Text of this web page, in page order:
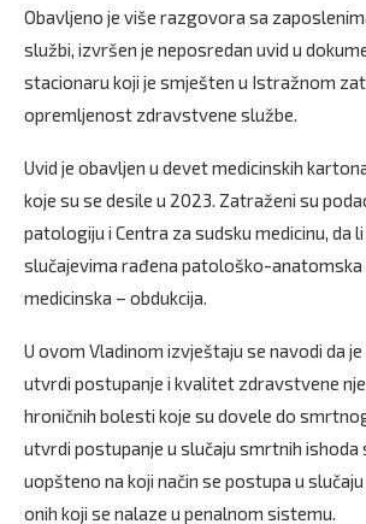
Obavljeno je više razgovora sa
službi, izvršen je neposredan uvid u
stacionaru koji je smješten u Istražnom
opremljenost zdravstvene službe.
Uvid je obavljen u devet medicinskih
koje su se desile u 2023. Zatraženi su
patologiju i Centra za sudsku medicinu, da
slučajevima rađena patološko-anatomska
medicinska – obdukcija.
U ovom Vladinom izvještaju se navodi da je
utvrdi postupanje i kvalitet zdravstvene
hroničnih bolesti koje su dovele do
utvrdi postupanje u slučaju smrtnih ishoda
uopšteno na koji način se postupa u
onih koji se nalaze u penalnom sistemu.